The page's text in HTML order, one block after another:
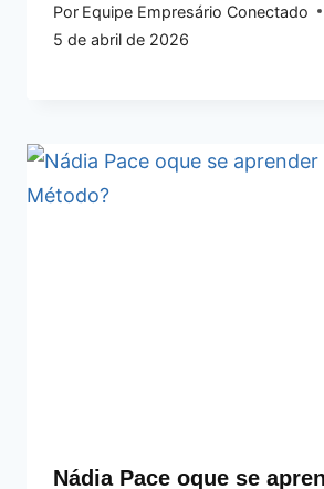
Por Equipe Empresário Conectado
5 de abril de 2026
Nádia Pace oque se